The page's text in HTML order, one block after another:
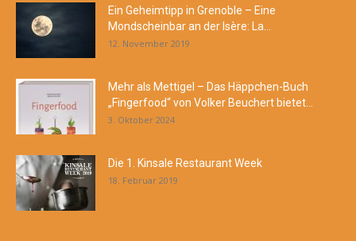
Ein Geheimtipp in Grenoble – Eine
Mondscheinbar an der Isère: La...
12. November 2019
Mehr als Mettigel – Das Häppchen-Buch
„Fingerfood“ von Volker Beuchert bietet...
3. Oktober 2024
Die 1. Kinsale Restaurant Week
18. Februar 2019